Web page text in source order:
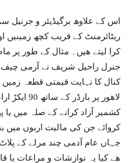
اس کے علاوھ برگیڈیئر و
ریٹائرمنٹ کے قریب کچھ زمینیں
کرا لیتے ھیں۔ مثال کے طور پر
کنال کا نہایت قیمتی قطعہ زمین
لاھور پر
کشمیر آزاد کرانے کے صلہ میں
کروائے جن کی مالیت اربوں میں
جہاں عام آدمی چند مرلے کے
ھے کیا یہ نوازشات و مراعات یا